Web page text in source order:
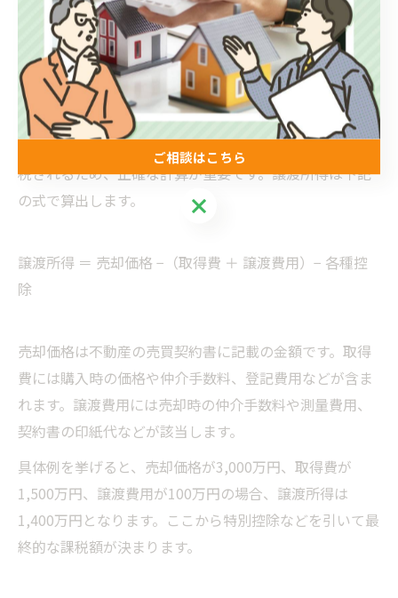
ック
譲渡結果の計算手順と具体例
不動産売却時に発生する譲渡所得は、売却益に対して課
税されるため、正確な計算が重要です。譲渡所得は下記
の式で算出します。
譲渡所得 ＝ 売却価格 −（取得費 ＋ 譲渡費用）− 各種控
除
売却価格は不動産の売買契約書に記載の金額です。取得
費には購入時の価格や仲介手数料、登記費用などが含ま
れます。譲渡費用には売却時の仲介手数料や測量費用、
契約書の印紙代などが該当します。
具体例を挙げると、売却価格が3,000万円、取得費が
1,500万円、譲渡費用が100万円の場合、譲渡所得は
1,400万円となります。ここから特別控除などを引いて最
終的な課税額が決まります。
ご相談はこちら
ご相談はこちら